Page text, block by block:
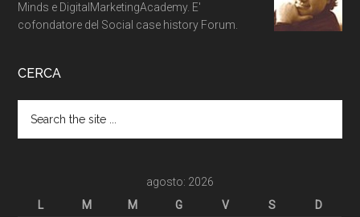
Minds e DigitalMarketingAcademy. E'
cofondatore del Social case history Forum.
CERCA
agosto: 2026
L
M M G V S D